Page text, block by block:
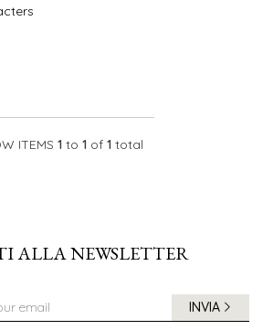
ITEMS 1 to 1 of 1 total
ALLA NEWSLETTER
INVIA